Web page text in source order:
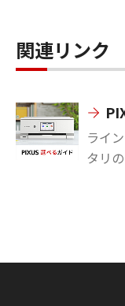
関連リンク
ライ
タリ